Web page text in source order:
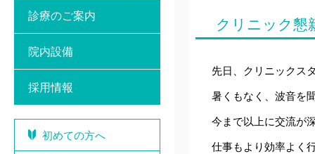
診療のご案内
院内設備
採用情報
初めての方へ
クリニック懇
先日、クリニックス
暑くもなく、波音を
今まで以上に交流が
仕事もより効率よく